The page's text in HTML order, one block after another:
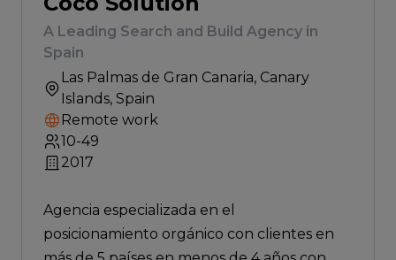
A Leading Search and Build Agency in
Spain
Las Palmas de Gran Canaria, Canary
Islands, Spain
Remote work
10-49
2017
Agencia especializada en el
posicionamiento orgánico con clientes en